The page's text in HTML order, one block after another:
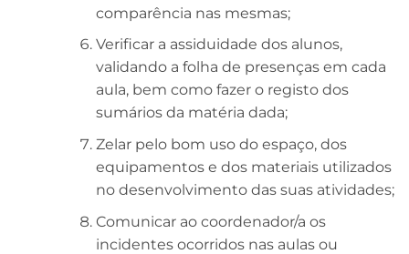
comparência nas mesmas;
Verificar a assiduidade dos alunos,
validando a folha de presenças em cada
aula, bem como fazer o registo dos
sumários da matéria dada;
Zelar pelo bom uso do espaço, dos
equipamentos e dos materiais utilizados
no desenvolvimento das suas atividades;
Comunicar ao coordenador/a os
incidentes ocorridos nas aulas ou